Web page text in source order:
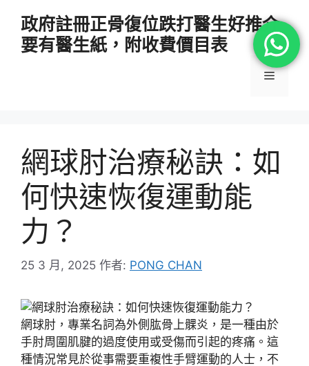
政府註冊正骨復位跌打醫生好推介
要有醫生紙，附收費價目表
選
網球肘治療秘訣：如
何快速恢復運動能
力？
25 3 月, 2025 作者: PONG CHAN
網球肘，專業名詞為外側肱骨上髁炎，是一種由於
手肘周圍肌腱的過度使用或受傷而引起的疼痛。這
種情況常見於從事需要重複性手臂運動的人士，不